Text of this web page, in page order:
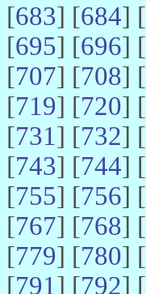
[683] [684] [
[695] [696] [
[707] [708] [
[719] [720] [
[731] [732] [
[743] [744] [
[755] [756] [
[767] [768] [
[779] [780] [
[791] [792] [